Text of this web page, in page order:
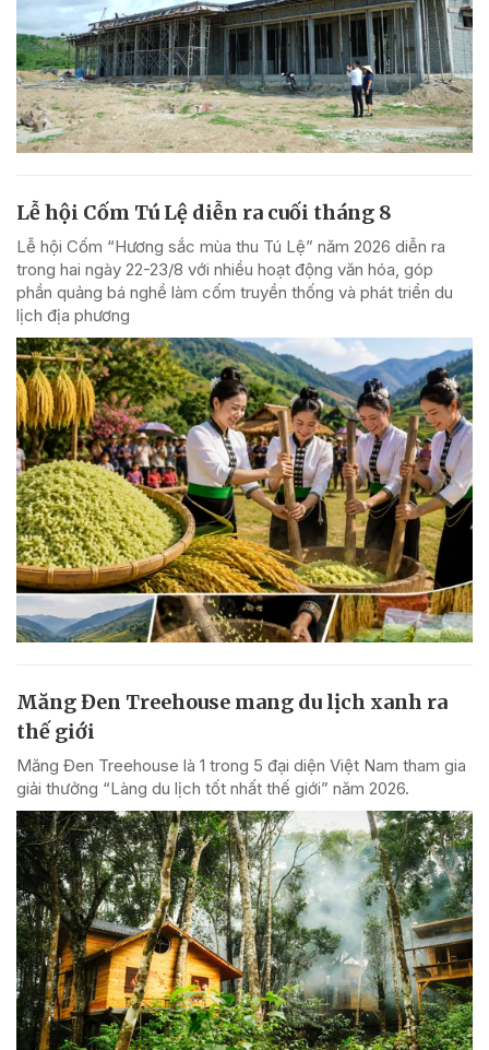
Lễ hội Cốm Tú Lệ diễn ra cuối tháng 8
Lễ hội Cốm “Hương sắc mùa thu Tú Lệ” năm 2026 diễn ra
trong hai ngày 22-23/8 với nhiều hoạt động văn hóa, góp
phần quảng bá nghề làm cốm truyền thống và phát triển du
lịch địa phương
Măng Đen Treehouse mang du lịch xanh ra
thế giới
Măng Đen Treehouse là 1 trong 5 đại diện Việt Nam tham gia
giải thưởng “Làng du lịch tốt nhất thế giới” năm 2026.